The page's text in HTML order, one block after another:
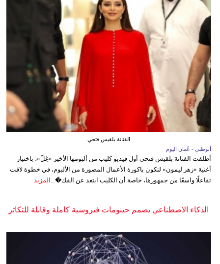
الفنانة بلقيس فتحي
أبوظبي - عُمان اليوم
أطلقت الفنانة بلقيس فتحي أول فيديو كليب من ألبومها الأخير «غِلّ»، باختيار
أغنية «زهر ليمون» لتكون باكورة الأعمال المصورة من الألبوم، في خطوة لاقت
تفاعلًا واسعًا من جمهورها، خاصة أن الكليب ابتعد عن الفك�... المزيد
الذكاء الاصطناعي يصمم جينومات فيروسية كاملة وقابلة للتكاثر